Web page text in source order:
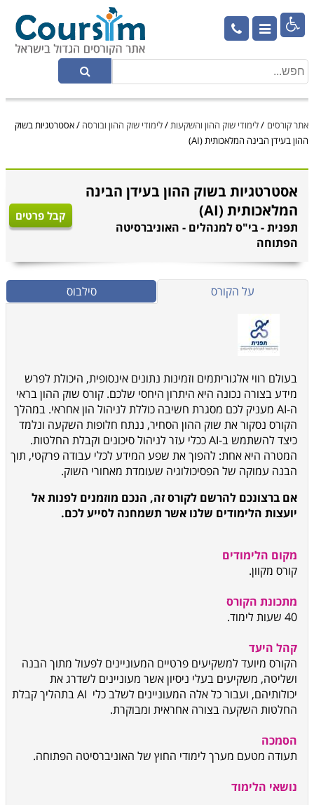

אתר קורסים /לימודי שוק ההון והשקעות/לימודי שוק ההון ובורסה /אסטרטגיות בשוק
ההון בעידן הבינה המלאכותית (AI)
אסטרטגיות בשוק ההון בעידן הבינה
המלאכותית (AI)
תפנית - בי"ס למנהלים - האוניברסיטה
הפתוחה
קבל פרטים
על הקורס סילבוס
בעולם רווי אלגוריתמים וזמינות נתונים אינסופית, היכולת לפרש
מידע בצורה נכונה היא היתרון היחסי שלכם. קורס שוק ההון בראי
ה-AI מעניק לכם מסגרת חשיבה כוללת לניהול הון אחראי. במהלך
הקורס נסקור את שוק ההון הסחיר, ננתח חלופות השקעה ונלמד
כיצד להשתמש ב-AI ככלי עזר לניהול סיכונים וקבלת החלטות.
המטרה היא אחת: להפוך את שפע המידע לכלי עבודה פרקטי, תוך
הבנה עמוקה של הפסיכולוגיה שעומדת מאחורי השוק.
אם ברצונכם להרשם לקורס זה, הנכם מוזמנים לפנות אל
יועצות הלימודים שלנו אשר תשמחנה לסייע לכם.
מקום הלימודים
קורס מקוון.
מתכונת הקורס
40 שעות לימוד.
קהל היעד
הקורס מיועד למשקיעים פרטיים המעוניינים לפעול מתוך הבנה
ושליטה, משקיעים בעלי ניסיון אשר מעוניינים לשדרג את
יכולותיהם, ועבור כל אלה המעוניינים לשלב כלי AI בתהליך קבלת
החלטות השקעה בצורה אחראית ומבוקרת.
הסמכה
תעודה מטעם מערך לימודי החוץ של האוניברסיטה הפתוחה.
נושאי הלימוד